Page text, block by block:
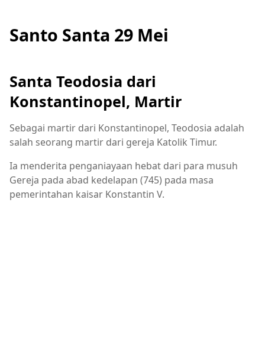
Santo Santa 29 Mei
Santa Teodosia dari
Konstantinopel, Martir
Sebagai martir dari Konstantinopel, Teodosia adalah
salah seorang martir dari gereja Katolik Timur.
Ia menderita penganiayaan hebat dari para musuh
Gereja pada abad kedelapan (745) pada masa
pemerintahan kaisar Konstantin V.